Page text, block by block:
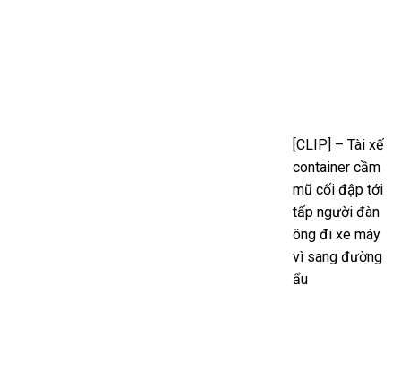
[CLIP] – Tài xế
container cầm
mũ cối đập tới
tấp người đàn
ông đi xe máy
vì sang đường
ẩu